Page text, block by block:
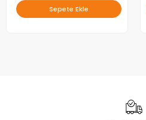
Sepete Ekle